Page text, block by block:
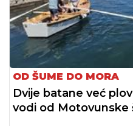
OD ŠUME DO MORA
Dvije batane već
vodi od Motovunske